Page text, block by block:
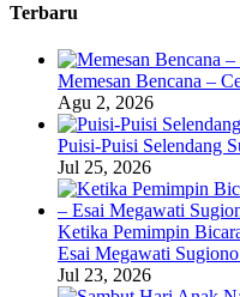
Terbaru
Memesan Bencana –
Agu 2, 2026
Puisi-Puisi Selendang
Jul 25, 2026
Ketika Pemimpin
Esai Megawati
Jul 23, 2026